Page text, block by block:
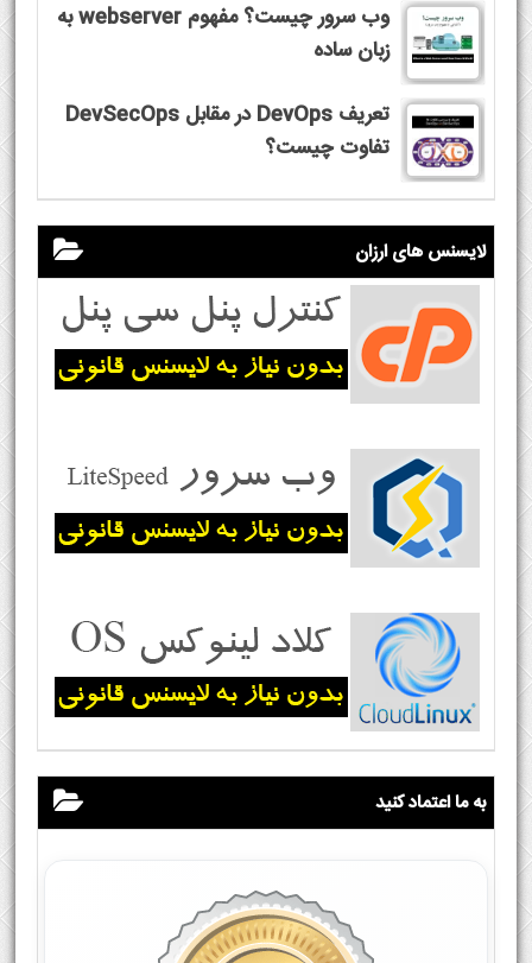
وب سرور چیست؟ مفهوم webserver به
زبان ساده
تعریف DevOps در مقابل DevSecOps
تفاوت چیست؟
لایسنس های ارزان
به ما اعتماد کنید